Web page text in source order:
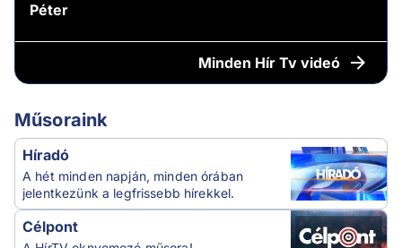
Péter
Minden Hír Tv videó
Műsoraink
Híradó
A hét minden napján, minden órában
jelentkezünk a legfrissebb hírekkel.
Célpont